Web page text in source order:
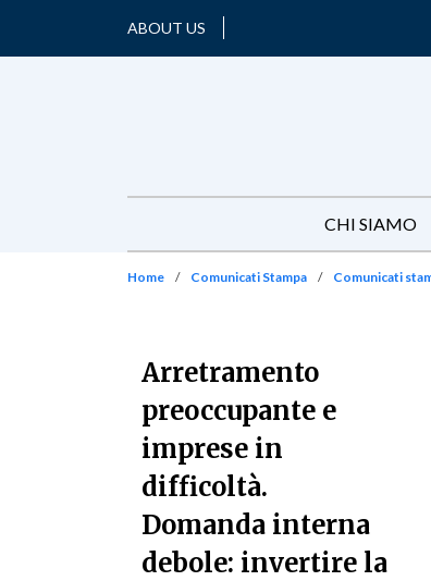
ABOUT US
CHI SIAMO
Home / Comunicati Stampa / Comunicati
Arretramento
preoccupante e
imprese in
difficoltà.
Domanda interna
debole: invertire la